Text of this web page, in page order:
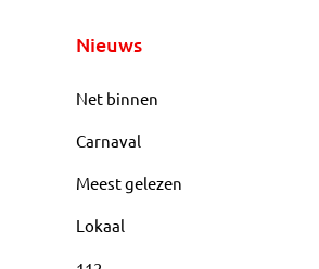
Nieuws
Net binnen
Carnaval
Meest gelezen
Lokaal